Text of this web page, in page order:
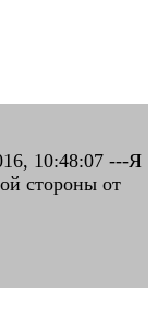
10:48:07 ---Я
стороны от